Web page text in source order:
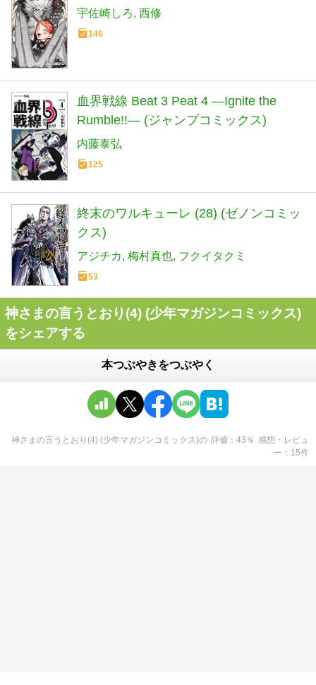
宇佐崎しろ 西修
146
血界戦線 Beat 3 Peat 4 ―Ignite the
Rumble!!― (ジャンプコミックス)
内藤泰弘
125
終末のワルキューレ (28) (ゼノンコミッ
クス)
アジチカ 梅村真也 フクイタクミ
53
神さまの言うとおり(4) (少年マガジンコミックス)
をシェアする
本つぶやきをつぶやく
神さまの言うとおり(4) (少年マガジンコミックス)の 評価 43 ％ 感想・レビュ
ー
15件